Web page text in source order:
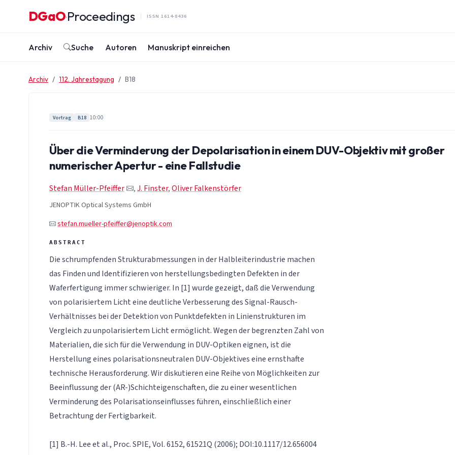
DGaO·Proceedings ISSN 1614-8436
Archiv Suche Autoren Manuskript einreichen
Archiv 112. Jahrestagung B18
Vortrag B18 10:00
Über die Verminderung der Depolarisation in einem DUV-Objektiv mit großer
numerischer Apertur - eine Fallstudie
Stefan Müller-Pfeiffer ,J. Finster,Oliver Falkenstörfer
JENOPTIK Optical Systems GmbH
stefan.mueller-pfeiffer@jenoptik.com
Die schrumpfenden Strukturabmessungen in der Halbleiterindustrie machen
das Finden und Identifizieren von herstellungsbedingten Defekten in der
Waferfertigung immer schwieriger. In [1] wurde gezeigt, daß die Verwendung
von polarisiertem Licht eine deutliche Verbesserung des Signal-Rausch-
Verhältnisses bei der Detektion von Punktdefekten in Linienstrukturen im
Vergleich zu unpolarisiertem Licht ermöglicht. Wegen der begrenzten Zahl von
Materialien, die sich für die Verwendung in DUV-Optiken eignen, ist die
Herstellung eines polarisationsneutralen DUV-Objektives eine ernsthafte
technische Herausforderung. Wir diskutieren eine Reihe von Möglichkeiten zur
Beeinflussung der (AR-)Schichteigenschaften, die zu einer wesentlichen
Verminderung des Polarisationseinflusses führen, einschließlich einer
Betrachtung der Fertigbarkeit.
[1] B.-H. Lee et al., Proc. SPIE, Vol. 6152, 61521Q (2006); DOI:10.1117/12.656004